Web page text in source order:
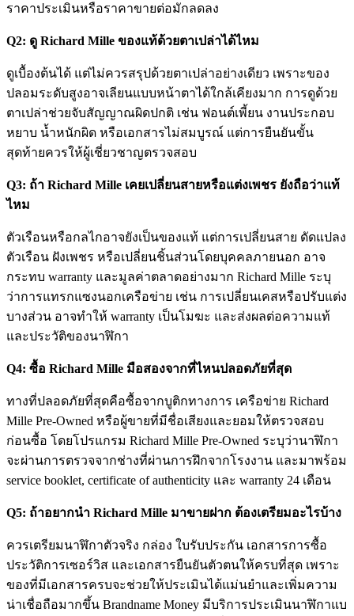
ราคาประเมินหรือราคาขายต่อมักลดลง
Q2: ดู Richard Mille ของแท้ด้วยตาเปล่าได้ไหม
ดูเบื้องต้นได้ แต่ไม่ควรสรุปด้วยตาเปล่าอย่างเดียว เพราะของ
ปลอมระดับสูงอาจเลียนแบบหน้าตาได้ใกล้เคียงมาก การดูด้วย
ตาเปล่าช่วยจับสัญญาณผิดปกติ เช่น ฟอนต์เพี้ยน งานประกอบ
หยาบ น้ำหนักผิด หรือเอกสารไม่สมบูรณ์ แต่การยืนยันขั้น
สุดท้ายควรให้ผู้เชี่ยวชาญตรวจสอบ
Q3: ถ้า Richard Mille เคยเปลี่ยนสายหรือแต่งเพชร ยังถือว่าแท้
ไหม
ตัวเรือนหรือกลไกอาจยังเป็นของแท้ แต่การเปลี่ยนสาย ดัดแปลง
ตัวเรือน ฝังเพชร หรือเปลี่ยนชิ้นส่วนโดยบุคคลภายนอก อาจ
กระทบ warranty และมูลค่าตลาดอย่างมาก Richard Mille ระบุ
ว่าการแทรกแซงนอกเครือข่าย เช่น การเปลี่ยนเคสหรือปรับแต่ง
บางส่วน อาจทำให้ warranty เป็นโมฆะ และส่งผลต่อความแท้
และประวัติของนาฬิกา
Q4: ซื้อ Richard Mille มือสองจากที่ไหนปลอดภัยที่สุด
ทางที่ปลอดภัยที่สุดคือซื้อจากบูติกทางการ เครือข่าย Richard
Mille Pre-Owned หรือผู้ขายที่มีชื่อเสียงและยอมให้ตรวจสอบ
ก่อนซื้อ โดยโปรแกรม Richard Mille Pre-Owned ระบุว่านาฬิกา
จะผ่านการตรวจจากช่างที่ผ่านการฝึกจากโรงงาน และมาพร้อม
service booklet, certificate of authenticity และ warranty 24 เดือน
Q5: ถ้าอยากนำ Richard Mille มาขายฝาก ต้องเตรียมอะไรบ้าง
ควรเตรียมนาฬิกาตัวจริง กล่อง ใบรับประกัน เอกสารการซื้อ
ประวัติการเซอร์วิส และเอกสารยืนยันตัวตนให้ครบที่สุด เพราะ
ของที่มีเอกสารครบจะช่วยให้ประเมินได้แม่นยำและเพิ่มความ
น่าเชื่อถือมากขึ้น Brandname Money มีบริการประเมินนาฬิกาแบ